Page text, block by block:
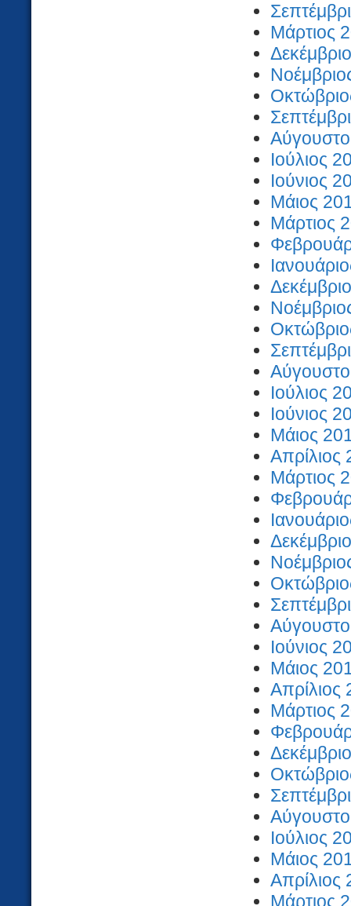
Μάρτιος
Ιούλιος
Ιούνιος
Μάιος
Μάρτιος
Ιούλιος
Ιούνιος
Μάιος
Απρίλιος
Μάρτιος
Ιούνιος
Μάιος
Απρίλιος
Μάρτιος
Ιούλιος
Μάιος
Απρίλιος
Μάρτιος